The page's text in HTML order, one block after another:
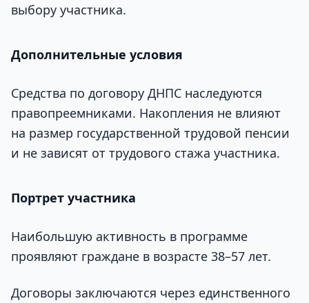
выбору участника.
Дополнительные условия
Средства по договору ДНПС наследуются
правопреемниками. Накопления не влияют
на размер государственной трудовой пенсии
и не зависят от трудового стажа участника.
Портрет участника
Наибольшую активность в программе
проявляют граждане в возрасте 38–57 лет.
Договоры заключаются через единственного